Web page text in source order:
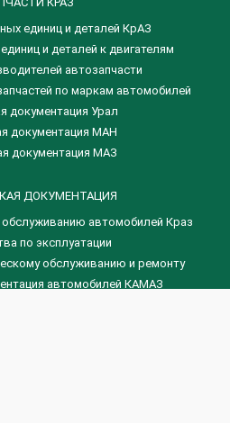
единиц и деталей КрАЗ
и деталей к двигателям
автозапчасти
по маркам автомобилей
документация Урал
документация МАН
документация МАЗ
ДОКУМЕНТАЦИЯ
обслуживанию автомобилей Краз
по эксплуатации
обслуживанию и ремонту
автомобилей КАМАЗ